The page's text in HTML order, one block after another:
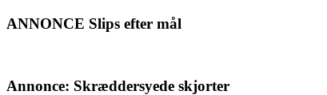
ANNONCE Slips efter mål
Annonce: Skræddersyede skjorter